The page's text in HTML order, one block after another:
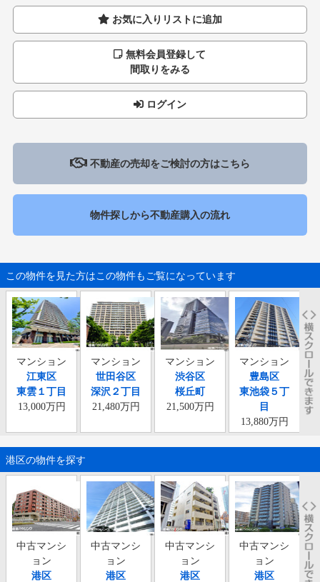
お気に入りリストに追加
無料会員登録して
間取りをみる
ログイン
不動産の売却をご検討の方はこちら
物件探しから不動産購入の流れ
この物件を見た方はこの物件もご覧になっています
マンション
江東区
東雲１丁目
13,000万円
マンション
世田谷区
深沢２丁目
21,480万円
マンション
渋谷区
桜丘町
21,500万円
マンション
豊島区
東池袋５丁
目
13,880万円
港区の物件を探す
中古マンシ
ョン
港区
中古マンシ
ョン
港区
中古マンシ
ョン
港区
中古マンシ
ョン
港区